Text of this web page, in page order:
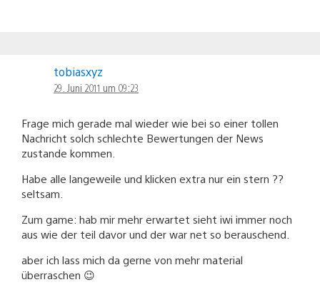
tobiasxyz
29. Juni 2011 um 09:23
Frage mich gerade mal wieder wie bei so einer tollen
Nachricht solch schlechte Bewertungen der News
zustande kommen.
Habe alle langeweile und klicken extra nur ein stern ??
seltsam.
Zum game: hab mir mehr erwartet sieht iwi immer noch
aus wie der teil davor und der war net so berauschend.
aber ich lass mich da gerne von mehr material
überraschen 😉